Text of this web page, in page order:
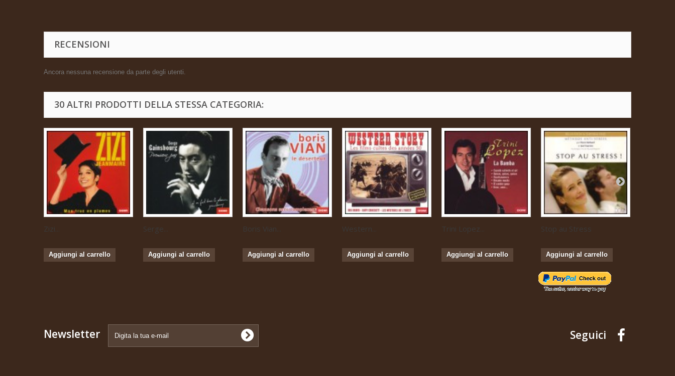
RECENSIONI
Ancora nessuna recensione da parte degli utenti.
30 ALTRI PRODOTTI DELLA STESSA CATEGORIA:
Zizi...
Aggiungi al carrello
Serge...
Aggiungi al carrello
Boris Vian...
Aggiungi al carrello
Western...
Aggiungi al carrello
Trini Lopez...
Aggiungi al carrello
Stop au Stress
Aggiungi al carrello
Newsletter Seguici